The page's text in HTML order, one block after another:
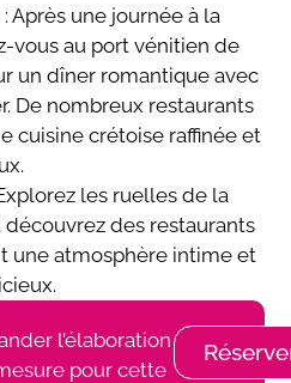
: Après une journée à la
vous au port vénitien de
un dîner romantique avec
De nombreux restaurants
cuisine crétoise raffinée et
les ruelles de la
des restaurants
une atmosphère intime et
l’élaboration
pour cette